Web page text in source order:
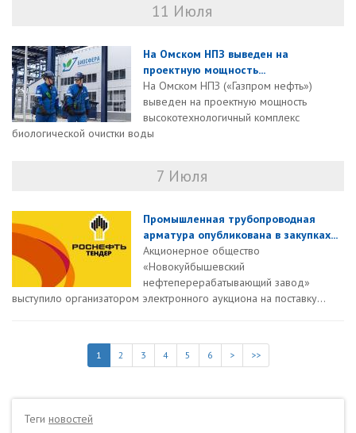
11 Июля
На Омском НПЗ выведен на
проектную мощность...
На Омском НПЗ («Газпром нефть»)
выведен на проектную мощность
высокотехнологичный комплекс
биологической очистки воды
7 Июля
Промышленная трубопроводная
арматура опубликована в закупках...
Акционерное общество
«Новокуйбышевский
нефтеперерабатывающий завод»
выступило организатором электронного аукциона на поставку...
1 2 3 4 5 6 > >>
Теги новостей